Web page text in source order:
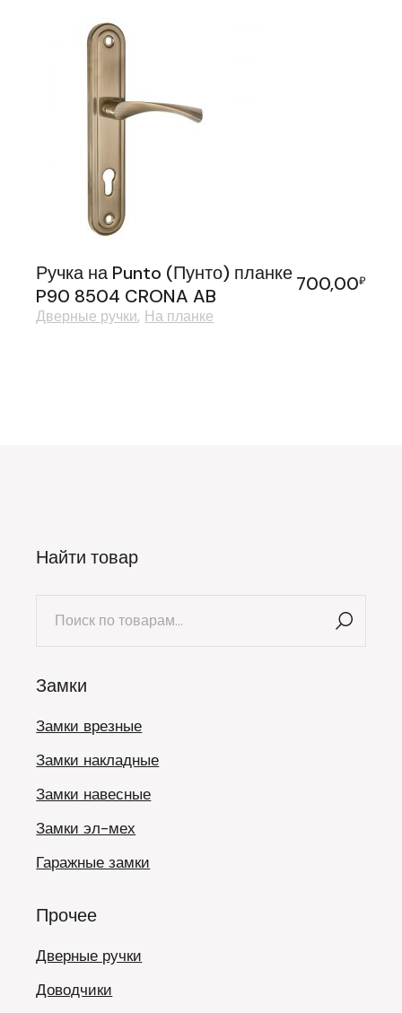
Ручка на Punto (Пунто) планке
P90 8504 CRONA AB
700,00₽
Дверные ручки На планке
Найти товар
Замки
Замки врезные
Замки накладные
Замки навесные
Замки эл-мех
Гаражные замки
Прочее
Дверные ручки
Доводчики